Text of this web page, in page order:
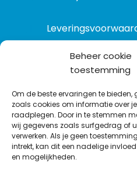
Beheer cookie
toestemming
Om de beste ervaringen te bieden,
zoals cookies om informatie over
raadplegen. Door in te stemmen
wij gegevens zoals surfgedrag of
verwerken. Als je geen
intrekt, kan dit een nadelige
en mogelijkheden.
L
i
n
T
w
i
F
a
c